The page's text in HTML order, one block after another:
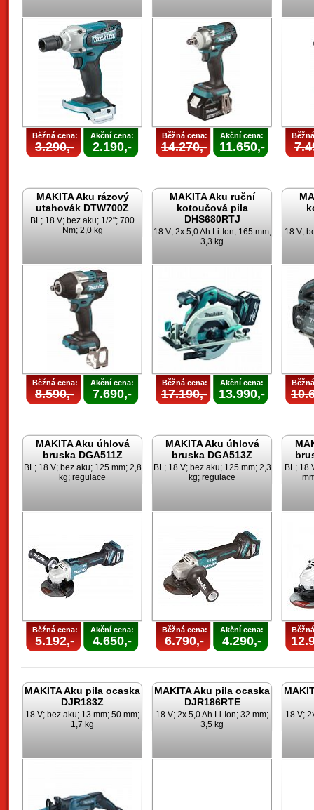
Běžná cena:
3.290,-
Akční cena:
2.190,-
Běžná cena:
14.270,-
Akční cena:
11.650,-
MAKITA Aku rázový
utahovák DTW700Z
BL; 18 V; bez aku; 1/2"; 700
Nm; 2,0 kg
Běžná cena:
8.590,-
Akční cena:
7.690,-
MAKITA Aku ruční
kotoučová pila
DHS680RTJ
18 V; 2x 5,0 Ah Li-Ion; 165 mm;
3,3 kg
Běžná cena:
17.190,-
Akční cena:
13.990,-
18 V;
MAKITA Aku úhlová
bruska DGA511Z
BL; 18 V; bez aku; 125 mm; 2,8
kg; regulace
Běžná cena:
5.192,-
Akční cena:
4.650,-
MAKITA Aku úhlová
bruska DGA513Z
BL; 18 V; bez aku; 125 mm; 2,3
kg; regulace
Běžná cena:
6.790,-
Akční cena:
4.290,-
BL; 18
MAKITA Aku pila ocaska
DJR183Z
18 V; bez aku; 13 mm; 50 mm;
1,7 kg
MAKITA Aku pila ocaska
DJR186RTE
18 V; 2x 5,0 Ah Li-Ion; 32 mm;
3,5 kg
18 V;